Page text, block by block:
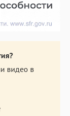
видео в